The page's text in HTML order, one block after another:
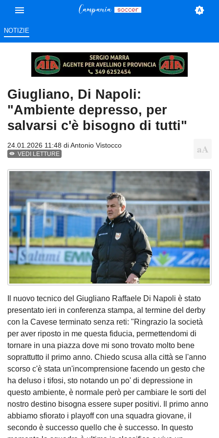
NOTIZIE
Giugliano, Di Napoli:
"Ambiente depresso, per
salvarsi c'è bisogno di tutti"
24.01.2026 11:48 diAntonio Vistocco
VEDI LETTURE
Il nuovo tecnico del Giugliano Raffaele Di Napoli è stato
presentato ieri in conferenza stampa, al termine del derby
con la Cavese terminato senza reti: "Ringrazio la società
per aver riposto in me questa fiducia, permettendomi di
tornare in una piazza dove mi sono trovato molto bene
soprattutto il primo anno. Chiedo scusa alla città se l'anno
scorso c'è stata un'incomprensione facendo un gesto che
ha deluso i tifosi, sto notando un po' di depressione in
questo ambiente, è normale però per cambiare le sorti del
nostro destino bisogna essere super positivi. Il primo anno
abbiamo sfiorato i playoff con una squadra giovane, il
secondo è successo quello che è successo. In questo